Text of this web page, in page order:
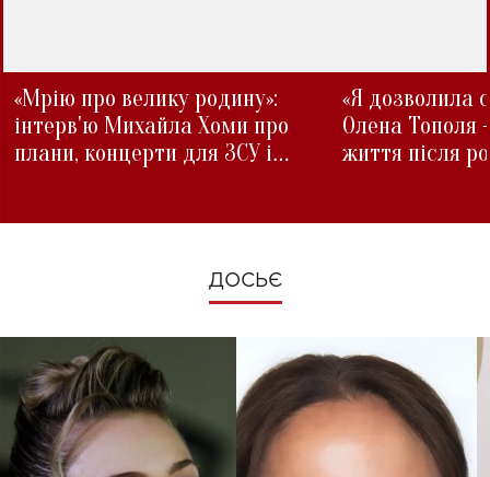
«Мрію про велику родину»:
інтерв'ю Михайла Хоми про
плани, концерти для ЗСУ і
«Я дозволила
Олена Тополя
життя після
ДОСЬЄ